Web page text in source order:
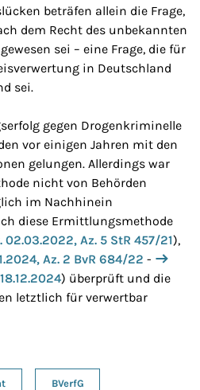
beträfen allein die Frage,
dem Recht des unbekannten
sei – eine Frage, die für
in Deutschland
sei.
gegen Drogenkriminelle
vor einigen Jahren mit den
gelungen. Allerdings war
nicht von Behörden
im Nachhinein
diese Ermittlungsmethode
02.03.2022, Az. 5 StR 457/21),
Az. 2 BvR 684/22 -
) überprüft und die
letztlich für verwertbar
BVerfG